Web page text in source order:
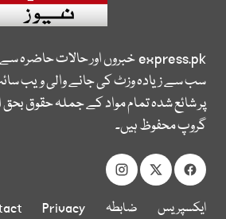
express.pkخبروں اور حالات حاضرہ
سب سے زیادہ وزٹ کی جانے والی ویب
پر شائع شدہ تمام مواد کے جملہ حقوق
گروپ محفوظ ہیں۔
ایکسپریس
ضابطہ
Privacy